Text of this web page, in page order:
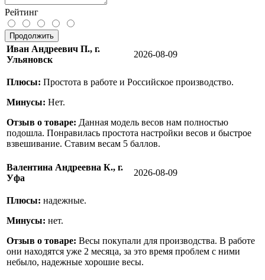
Рейтинг
Продолжить
Иван Андреевич П., г.
Ульяновск
2026-08-09
Плюсы: Простота в работе и Российское производство.
Минусы: Нет.
Отзыв о товаре: Данная модель весов нам полностью
подошла. Понравилась простота настройки весов и быстрое
взвешивание. Ставим весам 5 баллов.
Валентина Андреевна К., г.
Уфа
2026-08-09
Плюсы: надежные.
Минусы: нет.
Отзыв о товаре: Весы покупали для производства. В работе
они находятся уже 2 месяца, за это время проблем с ними
небыло, надежные хорошие весы.